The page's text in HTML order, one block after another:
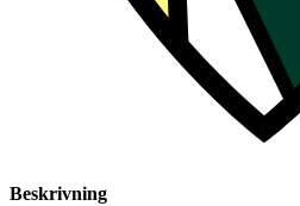
Beskrivning